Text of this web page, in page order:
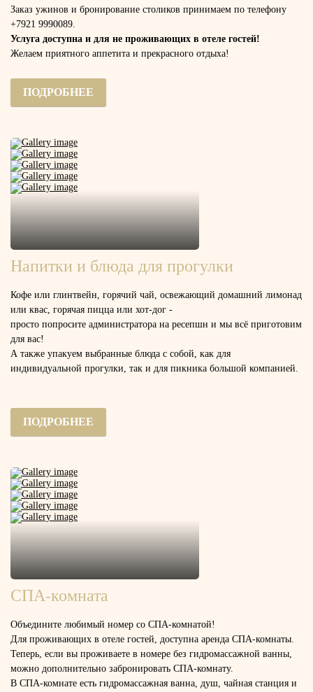
Заказ ужинов и бронирование столиков принимаем по телефону
+7921 9990089.
Услуга доступна и для не проживающих в отеле гостей!
Желаем приятного аппетита и прекрасного отдыха!
ПОДРОБНЕЕ
Напитки и блюда для прогулки
Кофе или глинтвейн, горячий чай, освежающий домашний лимонад
или квас, горячая пицца или хот-дог -
просто попросите администратора на ресепшн и мы всё приготовим
для вас!
А также упакуем выбранные блюда с собой, как для
индивидуальной прогулки, так и для пикника большой компанией.
ПОДРОБНЕЕ
СПА-комната
Объедините любимый номер со СПА-комнатой!
Для проживающих в отеле гостей, доступна аренда СПА-комнаты.
Теперь, если вы проживаете в номере без гидромассажной ванны,
можно дополнительно забронировать СПА-комнату.
В СПА-комнате есть гидромассажная ванна, душ, чайная станция и